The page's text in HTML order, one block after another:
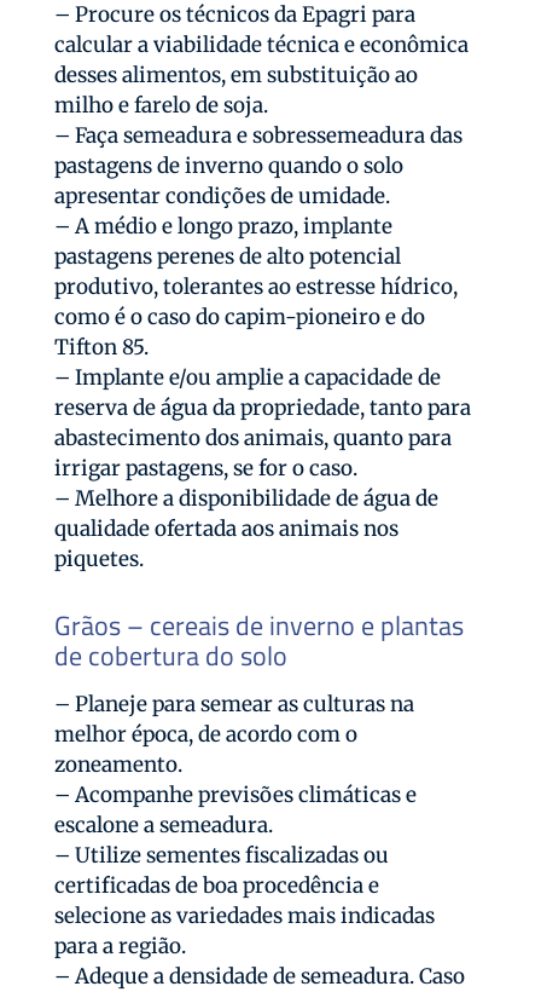
– Procure os técnicos da Epagri para
calcular a viabilidade técnica e econômica
desses alimentos, em substituição ao
milho e farelo de soja.
– Faça semeadura e sobressemeadura das
pastagens de inverno quando o solo
apresentar condições de umidade.
– A médio e longo prazo, implante
pastagens perenes de alto potencial
produtivo, tolerantes ao estresse hídrico,
como é o caso do capim-pioneiro e do
Tifton 85.
– Implante e/ou amplie a capacidade de
reserva de água da propriedade, tanto para
abastecimento dos animais, quanto para
irrigar pastagens, se for o caso.
– Melhore a disponibilidade de água de
qualidade ofertada aos animais nos
piquetes.
Grãos – cereais de inverno e plantas
de cobertura do solo
– Planeje para semear as culturas na
melhor época, de acordo com o
zoneamento.
– Acompanhe previsões climáticas e
escalone a semeadura.
– Utilize sementes fiscalizadas ou
certificadas de boa procedência e
selecione as variedades mais indicadas
para a região.
– Adeque a densidade de semeadura. Caso